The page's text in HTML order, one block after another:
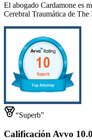
El abogado Cardamone es
Cerebral Traumática de
“Superb”
Calificación Avvo 10.0